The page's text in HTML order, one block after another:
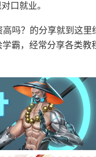
口就业。
吗？的分享就到这里
霸，经常分享各类教